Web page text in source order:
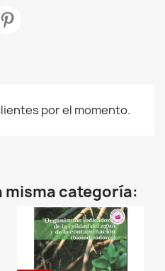
por el momento.
categoría: